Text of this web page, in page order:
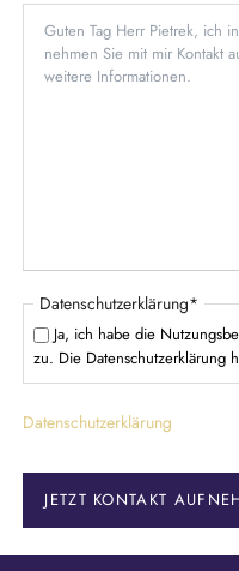
d
f
P
f
l
h
f
e
Datenschutzerklärung*
Ja, ich habe die
zu. Die Datenschutzerklärung
Datenschutzerklärung
JETZT KONTAKT